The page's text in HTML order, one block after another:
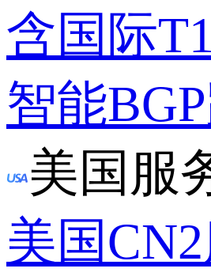
含国际
智能
美国服
美国